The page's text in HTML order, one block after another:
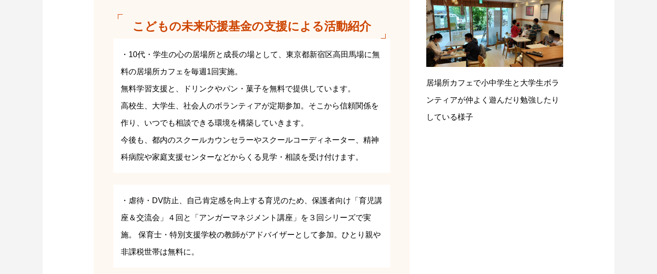
こどもの未来応援基金の支援による活動紹介
・10代・学生の心の居場所と成長の場として、東京都新宿区高田馬場に無
料の居場所カフェを毎週1回実施。
無料学習支援と、ドリンクやパン・菓子を無料で提供しています。
高校生、大学生、社会人のボランティアが定期参加。そこから信頼関係を
作り、いつでも相談できる環境を構築していきます。
今後も、都内のスクールカウンセラーやスクールコーディネーター、精神
科病院や家庭支援センターなどからくる見学・相談を受け付けます。
・虐待・DV防止、自己肯定感を向上する育児のため、保護者向け「育児講
座＆交流会」４回と「アンガーマネジメント講座」を３回シリーズで実
施。 保育士・特別支援学校の教師がアドバイザーとして参加。ひとり親や
非課税世帯は無料に。
居場所カフェで小中学生と大学生ボラ
ンティアが仲よく遊んだり勉強したり
している様子